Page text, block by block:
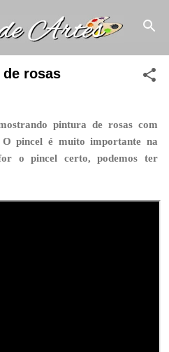
conteúdo principal
rosas
pintura de rosas com
O pincel é muito importante na
o pincel certo, podemos ter